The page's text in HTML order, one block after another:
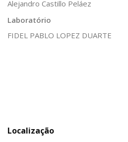
Alejandro Castillo Peláez
Laboratório
FIDEL PABLO LOPEZ DUARTE
Localização